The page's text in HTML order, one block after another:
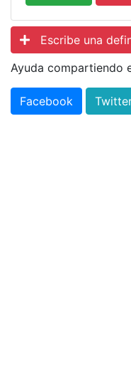
Escribe una
Ayuda compartiendo
Facebook